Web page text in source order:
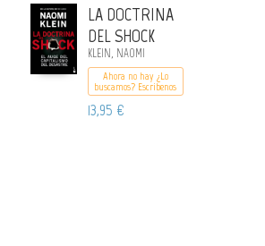
LA DOCTRINA
DEL SHOCK
KLEIN, NAOMI
Ahora no hay ¿Lo
buscamos? Escribenos
13,95 €